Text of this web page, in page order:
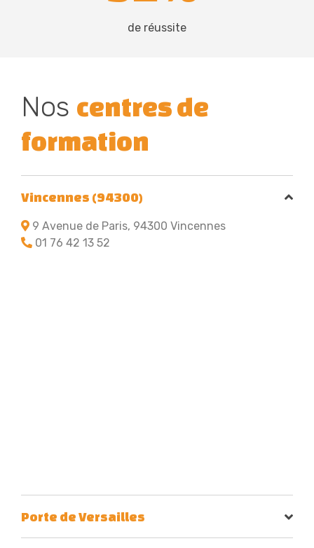
de réussite
Nos centres de
formation
Vincennes (94300)
9 Avenue de Paris, 94300 Vincennes
01 76 42 13 52
Porte de Versailles